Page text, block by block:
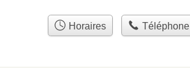
Horaires Téléphone